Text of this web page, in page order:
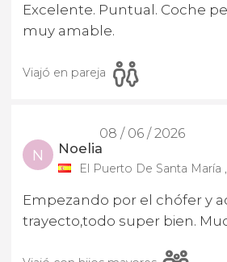
Excelente. Puntual. Coche
muy amable.
Viajó en pareja
08 / 06 / 2026
N Noelia
El Puerto De Santa María
Empezando por el chófer y
trayecto,todo super bien.